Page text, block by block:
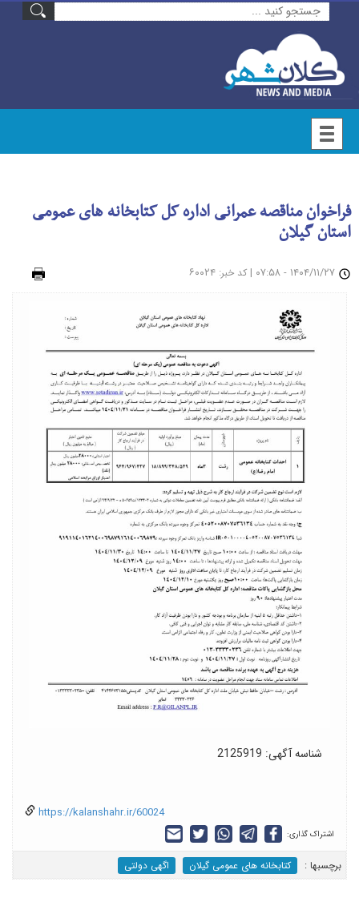
فراخوان مناقصه عمرانی اداره کل کتابخانه های عمومی
استان گیلان
| کد خبر: ۶۰۰۲۴
شناسه آگهی: 2125919
https://kalanshahr.ir/60024
اشتراک گذاری:
برچسب‎ها : کتابخانه های عمومی گیلان اگهی دولتی